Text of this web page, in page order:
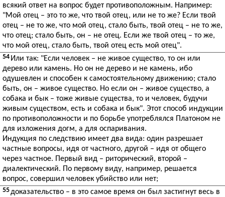
всякий ответ на вопрос будет противоположным. Например:
"Мой отец – это то же, что твой отец, или не то же? Если твой
отец – не то же, что мой отец, стало быть, твой отец – не то же,
что отец; стало быть, он – не отец. Если же твой отец – то же,
что мой отец, стало быть, твой отец есть мой отец".
54 Или так: "Если человек – не живое существо, то он или
дерево или камень. Но он не дерево и не камень, ибо
одушевлен и способен к самостоятельному движению; стало
быть, он – живое существо. Но если он – живое существо, а
собака и бык – тоже живые существа, то и человек, будучи
живым существом, есть и собака и бык". Этот способ индукции
по противоположности и по борьбе употреблялся Платоном не
для изложения догм, а для оспаривания.
Индукция по следствию имеет два вида: один разрешает
частные вопросы, идя от частного, другой – идя от общего
через частное. Первый вид – риторический, второй –
диалектический. По первому виду, например, решается
вопрос, совершил человек убийство или нет;
55доказательство – в это самое время он был застигнут весь в